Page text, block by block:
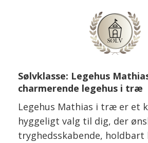
Sølvklasse: Legehus
charmerende legehus i træ
Legehus Mathias i træ er et
hyggeligt valg til dig, der
tryghedsskabende, holdbart